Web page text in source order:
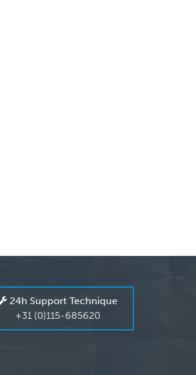
24h Support Technique
+31 (0)115-685620